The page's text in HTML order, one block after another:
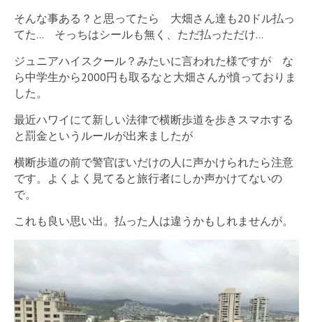
そんな事ある？と思ってたら 大畑さん達も20ドル払っ
てた… そっちはシールも無く、ただ払っただけ…
ジュニアハイスクール？みたいに言われた様ですが な
ら中学生から2000円も取るなと大畑さんが憤っておりま
した。
最近ハワイにて新しい法律で横断歩道を歩きスマホする
と罰金というルールが出来ましたが
横断歩道の前で警官ぽいだけの人に声かけられたら注意
です。よくよく見てると旅行者にしか声かけてないの
で。
これも良い思い出。払った人は違うかもしれませんが。